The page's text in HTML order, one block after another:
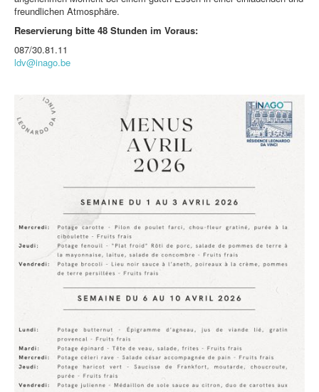
freundlichen Atmosphäre.
Reservierung bitte 48 Stunden im Voraus:
087/30.81.11
ldv@inago.be